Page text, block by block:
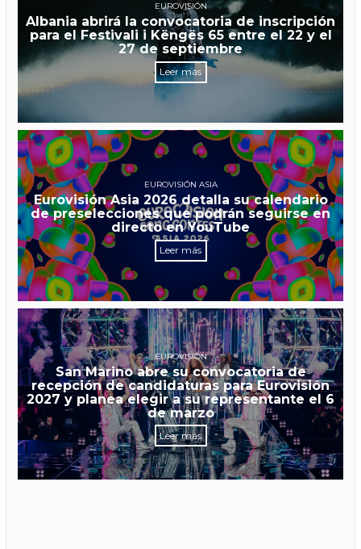
EUROVISIÓN
Albania abrirá la convocatoria de inscripción
para el Festivali i Këngës 65 entre el 22 y el
27 de septiembre
Leer más
EUROVISIÓN ASIA
Eurovisión Asia 2026 detalla su calendario
de preselecciones que podrán seguirse en
directo en YouTube
Leer más
EUROVISIÓN
San Marino abre su convocatoria de
recepción de candidaturas para Eurovisión
2027 y planea elegir a su representante el 6
de marzo
Leer más